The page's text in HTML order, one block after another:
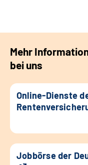
Mehr
bei uns
Online-Dienste
Jobbörse der